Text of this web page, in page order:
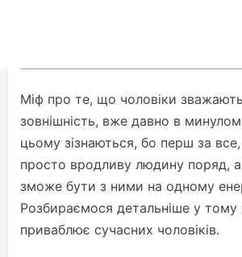
Міф про те, що чоловіки
зовнішність, вже давно в
цьому зізнаються, бо перш за
просто вродливу людину поряд, а
зможе бути з ними на одному
Розбираємося детальніше у тому
приваблює сучасних чоловіків.